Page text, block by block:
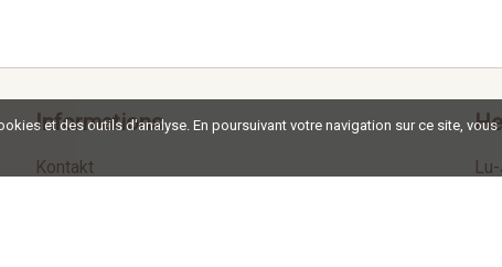
Informations
Kontakt
et des outils d'analyse. En poursuivant votre navigation sur ce site,